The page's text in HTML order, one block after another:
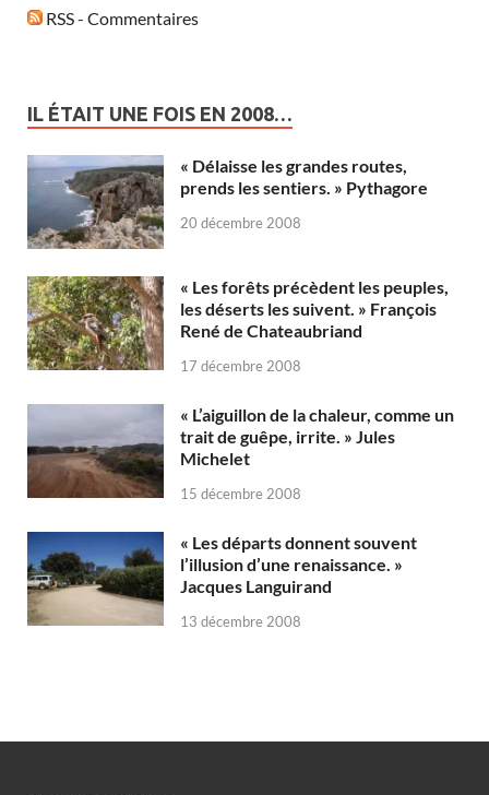
RSS - Commentaires
IL ÉTAIT UNE FOIS EN 2008…
« Délaisse les grandes routes,
prends les sentiers. » Pythagore
20 décembre 2008
« Les forêts précèdent les peuples,
les déserts les suivent. » François
René de Chateaubriand
17 décembre 2008
« L’aiguillon de la chaleur, comme un
trait de guêpe, irrite. » Jules
Michelet
15 décembre 2008
« Les départs donnent souvent
l’illusion d’une renaissance. »
Jacques Languirand
13 décembre 2008